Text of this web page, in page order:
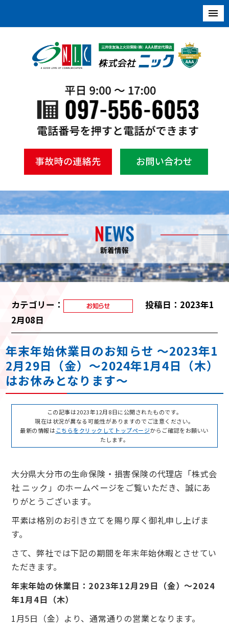
カテゴリー：
投稿日：2023年1
2月08日
年末年始休業日のお知らせ ～2023年1
2月29日（金）～2024年1月4日（木）
はお休みとなります～
この記事は2023年12月8日に公開されたものです。
現在は状況が異なる可能性がありますのでご注意ください。
最新の情報は こちらをクリックしてトップページからご確認をお願いい
たします。
大分県大分市の生命保険・損害保険の代理店「株式会
社 ニック」のホームページをご覧いただき、誠にあ
りがとうございます。
平素は格別のお引き立てを賜り厚く御礼申し上げま
す。
さて、弊社では下記の期間を年末年始休暇とさせてい
ただきます。
年末年始の休業日：2023年12月29日（金）～2024
年1月4日（木）
1月5日（金）より、通常通りの営業となります。